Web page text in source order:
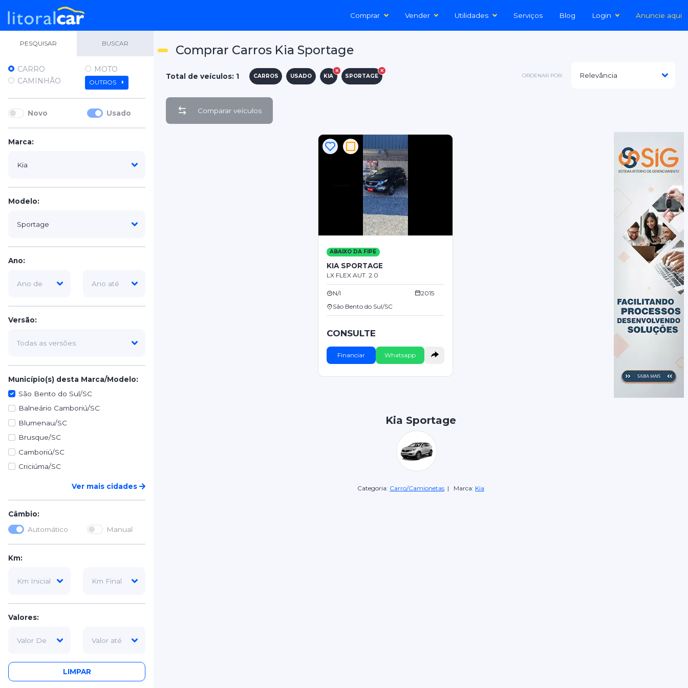
Comprar Vender Utilidades Serviços Blog Login Anuncie aqui
PESQUISAR BUSCAR
CARRO
MOTO
CAMINHÃO
OUTROS
Novo Usado
Marca:
Modelo:
Ano:
Versão:
Município(s) desta Marca/Modelo:
São Bento do Sul/SC
Balneário Camboriú/SC
Blumenau/SC
Brusque/SC
Camboriú/SC
Criciúma/SC
Ver mais cidades
Câmbio:
Automático
Manual
Km:
Valores:
Tipo Categoria:
LIMPAR
Comprar Carros Kia Sportage
Total de veículos: 1 CARROS USADO KIA SPORTAGE ORDENAR POR:
Comparar veículos
ABAIXO DA FIPE
KIA SPORTAGE
LX FLEX AUT. 2.0
N/I
2015
São Bento do Sul/SC
CONSULTE
Financiar Whatsapp
Kia Sportage
Categoria: Carro/Camionetas | Marca: Kia